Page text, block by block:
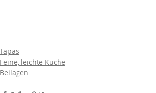
Tapas
Feine, leichte Küche
Beilagen